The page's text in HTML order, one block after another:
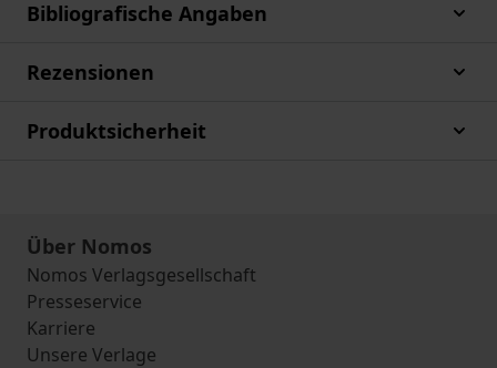
Bibliografische Angaben
Rezensionen
Produktsicherheit
Über Nomos
Nomos Verlagsgesellschaft
Presseservice
Karriere
Unsere Verlage